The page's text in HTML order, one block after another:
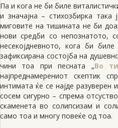
Па и кога не би биле
и значајна – стихозбирка така
миговите на тишината не би
нови средби со непознатото,
несекојдневното, кога би
зафиксирана состојба на
чини тоа при песната „Во
најпреднамерениот скептик
интимата ќе се најде разуверен
сосем сигурно – спрема
скаменета во солипсизам и
само тоа и многу повеќе од тоа.